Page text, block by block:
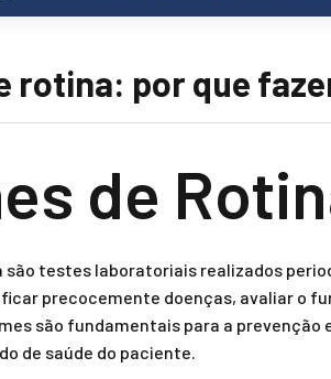
rotina: por que
de
são testes laboratoriais realizados
precocemente doenças, avaliar o
são fundamentais para a
de saúde do paciente.